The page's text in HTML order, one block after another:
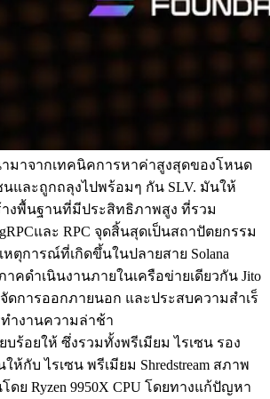
มาจากเทคนิคการหาค่าสูงสุดของโหนด
นและถูกถลุงไปพร้อมๆ กัน SLV. มันให้
งพื้นฐานที่มีประสิทธิภาพสูง ที่รวม
gRPCและ RPC จุดสิ้นสุดเป็นสถาปัตยกรรม
หตุการณ์ที่เกิดขึ้นในปลายสาย Solana
คดําเนินงานภายในเครือข่ายเดียวกัน Jito
ดการออกภายนอก และประสบความสําเร็
างานความล่าช้า
บร้อยให้ ซึ่งรวมทั้งพรีเมียม ไรเซน รอง
กับ ไรเซน พรีเมียม Shredstream สภาพ
ย Ryzen 9950X CPU โดยทางแก้ปัญหา